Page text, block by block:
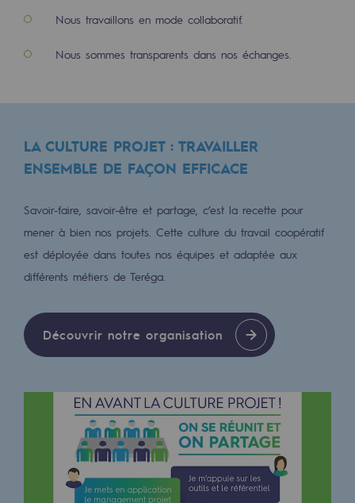
Ambition RSE
Responsabilité environnementale
BE POSITIF, le programme de
Décarbonation : une priorité
Limitation des émissions atmosphériques
Préservation de la biodiversité
Gestion des impacts
Responsabilité sociale et
Energiz Mouv
Energiz Mouv
Le programme social et territorial de
Territorial
Territorial
Nous travaillons en mode collaboratif.
Nous sommes transparents dans nos échanges.
LA CULTURE PROJET : TRAVAILLER
ENSEMBLE DE FAÇON EFFICACE
Savoir-faire, savoir-être et partage, c’est la recette pour
mener à bien nos projets. Cette culture du travail coopératif
est déployée dans toutes nos équipes et adaptée aux
différents métiers de Teréga.
Découvrir notre organisation